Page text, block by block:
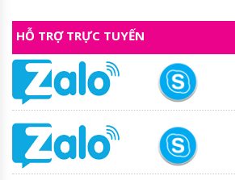
HỖ TRỢ TRỰC TUYẾN